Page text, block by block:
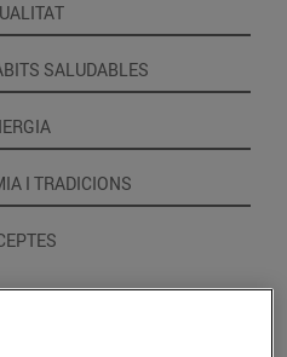
SALUDABLES
I TRADICIONS